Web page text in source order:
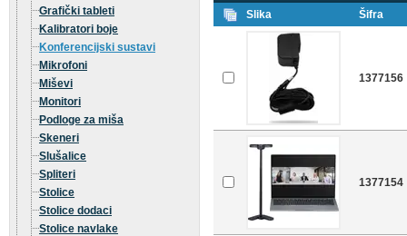
Grafički tableti
Kalibratori boje
Konferencijski sustavi
Mikrofoni
Miševi
Monitori
Podloge za miša
Skeneri
Slušalice
Spliteri
Stolice
Stolice dodaci
Stolice navlake
Slika Šifra
1377156
1377154